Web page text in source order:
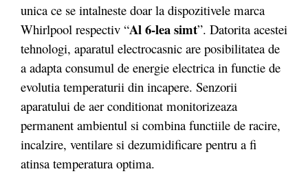
unica ce se intalneste doar la dispozitivele marca
Whirlpool respectiv “Al 6-lea simt”. Datorita acestei
tehnologi, aparatul electrocasnic are posibilitatea de
a adapta consumul de energie electrica in functie de
evolutia temperaturii din incapere. Senzorii
aparatului de aer conditionat monitorizeaza
permanent ambientul si combina functiile de racire,
incalzire, ventilare si dezumidificare pentru a fi
atinsa temperatura optima.